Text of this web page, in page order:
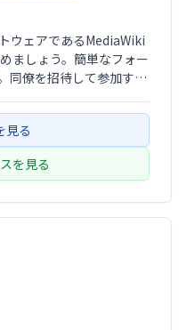
ウェアであるMediaWiki
ましょう。簡単なフォー
同僚を招待して参加する
見る
を見る